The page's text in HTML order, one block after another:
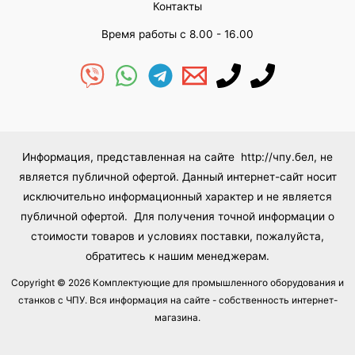
Контакты
Время работы с 8.00 - 16.00
Информация, представленная на сайте http://чпу.бел, не
является публичной офертой. Данный интернет-сайт носит
исключительно информационный характер и не является
публичной офертой. Для получения точной информации о
стоимости товаров и условиях поставки, пожалуйста,
обратитесь к нашим менеджерам.
Copyright © 2026 Комплектующие для промышленного оборудования и
станков с ЧПУ. Вся информация на сайте - собственность интернет-
магазина.